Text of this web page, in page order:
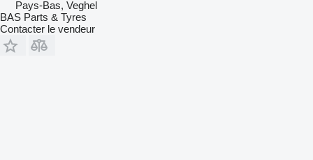
Pays-Bas, Veghel
BAS Parts & Tyres
Contacter le vendeur